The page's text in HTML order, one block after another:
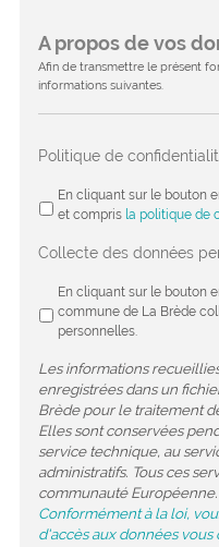
A propos de vos
Afin de transmettre le présent
informations suivantes.
Politique de
En cliquant sur le bouton
et compris la politique de
Collecte des données
En cliquant sur le bouton
commune de La Brède
personnelles.
Les informations
enregistrées dans un
Brède pour le traitement
Elles sont conservées
service technique, au
administratifs. Tous ces
communauté Européenne.
Conformément à la loi,
d'accès aux données